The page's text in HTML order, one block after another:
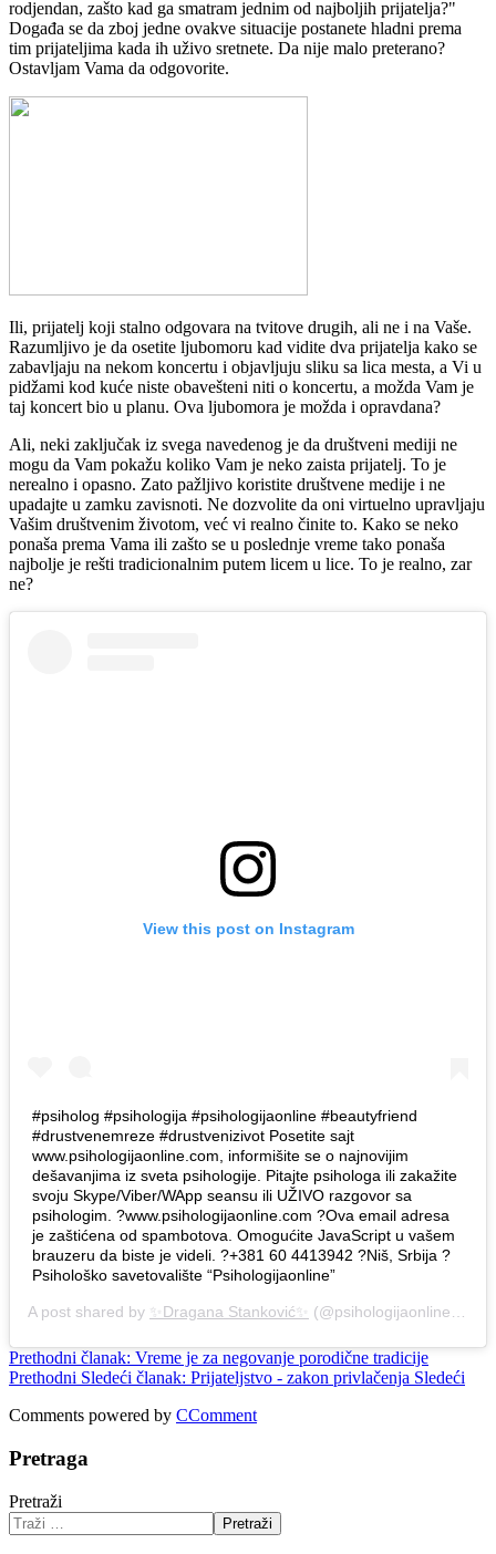
rodjendan, zašto kad ga smatram jednim od najboljih prijatelja?"
Događa se da zboj jedne ovakve situacije postanete hladni prema
tim prijateljima kada ih uživo sretnete. Da nije malo preterano?
Ostavljam Vama da odgovorite.
Ili, prijatelj koji stalno odgovara na tvitove drugih, ali ne i na Vaše.
Razumljivo je da osetite ljubomoru kad vidite dva prijatelja kako se
zabavljaju na nekom koncertu i objavljuju sliku sa lica mesta, a Vi u
pidžami kod kuće niste obavešteni niti o koncertu, a možda Vam je
taj koncert bio u planu. Ova ljubomora je možda i opravdana?
Ali, neki zaključak iz svega navedenog je da društveni mediji ne
mogu da Vam pokažu koliko Vam je neko zaista prijatelj. To je
nerealno i opasno. Zato pažljivo koristite društvene medije i ne
upadajte u zamku zavisnoti. Ne dozvolite da oni virtuelno upravljaju
Vašim društvenim životom, već vi realno činite to. Kako se neko
ponaša prema Vama ili zašto se u poslednje vreme tako ponaša
najbolje je rešti tradicionalnim putem licem u lice. To je realno, zar
ne?
View this post on Instagram
#psiholog #psihologija #psihologijaonline #beautyfriend
#drustvenemreze #drustvenizivot Posetite sajt
www.psihologijaonline.com, informišite se o najnovijim
dešavanjima iz sveta psihologije. Pitajte psihologa ili zakažite
svoju Skype/Viber/WApp seansu ili UŽIVO razgovor sa
psihologim. ?www.psihologijaonline.com ?Ova email adresa
je zaštićena od spambotova. Omogućite JavaScript u vašem
brauzeru da biste je videli. ?+381 60 4413942 ?Niš, Srbija ?
Psihološko savetovalište “Psihologijaonline”
A post shared by ✨Dragana Stanković✨ (@psihologijaonline) on
Prethodni članak: Vreme je za negovanje porodične tradicije
Prethodni Sledeći članak: Prijateljstvo - zakon privlačenja Sledeći
Comments powered by CComment
Pretraga
Pretraži
Pretraži